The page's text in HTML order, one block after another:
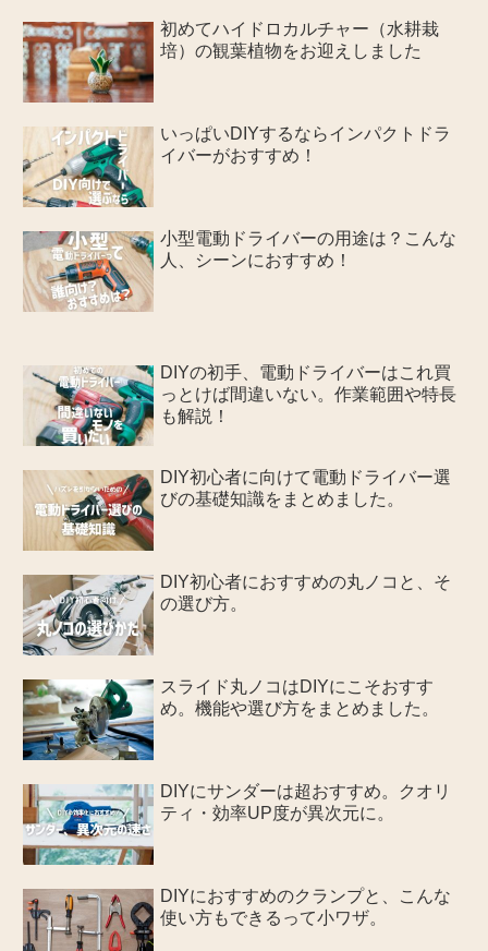
初めてハイドロカルチャー（水耕栽
培）の観葉植物をお迎えしました
いっぱいDIYするならインパクトドラ
イバーがおすすめ！
小型電動ドライバーの用途は？こんな
人、シーンにおすすめ！
DIYの初手、電動ドライバーはこれ買
っとけば間違いない。作業範囲や特長
も解説！
DIY初心者に向けて電動ドライバー選
びの基礎知識をまとめました。
DIY初心者におすすめの丸ノコと、そ
の選び方。
スライド丸ノコはDIYにこそおすす
め。機能や選び方をまとめました。
DIYにサンダーは超おすすめ。クオリ
ティ・効率UP度が異次元に。
DIYにおすすめのクランプと、こんな
使い方もできるって小ワザ。